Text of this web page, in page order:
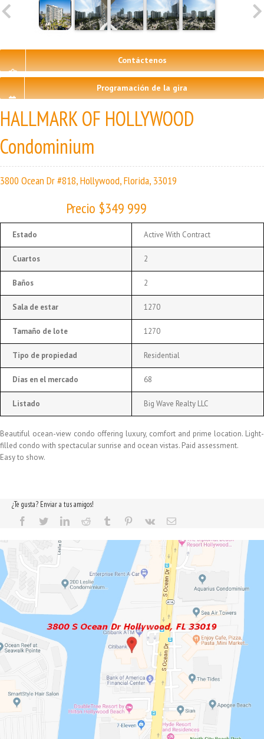
Contáctenos
Programación de la gira
HALLMARK OF HOLLYWOOD
Condominium
3800 Ocean Dr #818, Hollywood, Florida, 33019
Precio $349 999
Estado Active With Contract
Cuartos 2
Baños 2
Sala de estar 1270
Tamaño de lote 1270
Tipo de propiedad Residential
Días en el mercado 68
Listado Big Wave Realty LLC
Beautiful ocean-view condo offering luxury, comfort and prime location. Light-
filled condo with spectacular sunrise and ocean vistas. Paid assessment.
Easy to show.
¿Te gusta? Enviar a tus amigos!